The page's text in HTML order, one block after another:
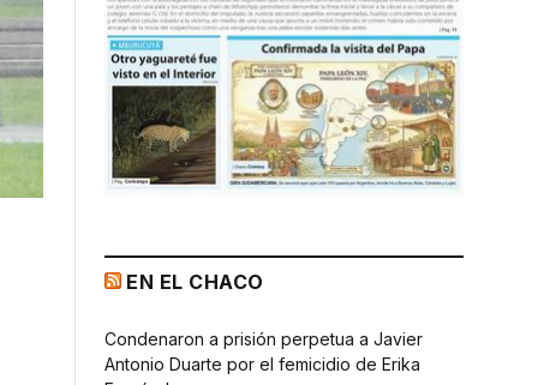
EN EL CHACO
Condenaron a prisión perpetua a Javier
Antonio Duarte por el femicidio de Erika